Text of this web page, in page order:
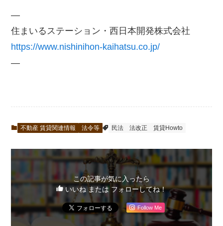
—
住まいるステーション・西日本開発株式会社
https://www.nishinihon-kaihatsu.co.jp/
—
不動産 賃貸関連情報 法令等 民法 法改正 賃貸Howto
この記事が気に入ったら
いいね または フォローしてね！
Follow Me